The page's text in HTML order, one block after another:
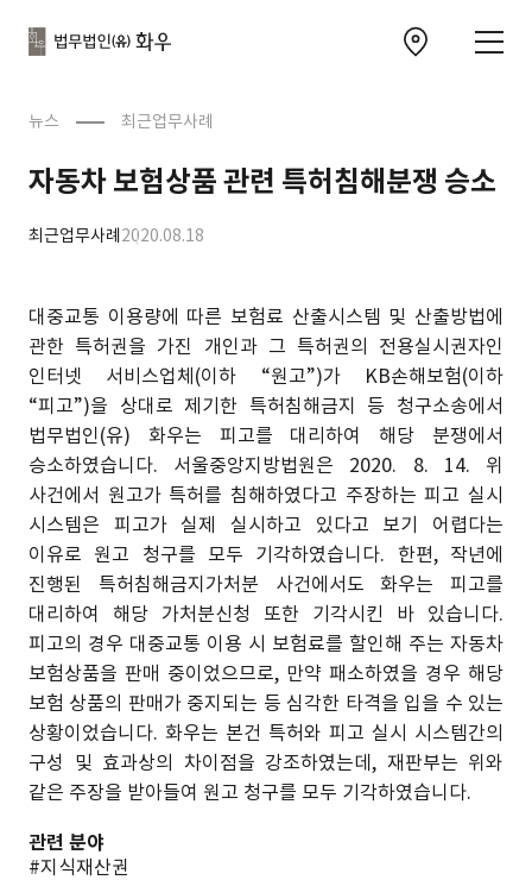
뉴스 최근업무사례
자동차 보험상품 관련 특허침해분쟁 승소
최근업무사례2020.08.18
대중교통 이용량에 따른 보험료 산출시스템 및 산출방법에
관한 특허권을 가진 개인과 그 특허권의 전용실시권자인
인터넷 서비스업체(이하 “원고”)가 KB손해보험(이하
“피고”)을 상대로 제기한 특허침해금지 등 청구소송에서
법무법인(유) 화우는 피고를 대리하여 해당 분쟁에서
승소하였습니다. 서울중앙지방법원은 2020. 8. 14. 위
사건에서 원고가 특허를 침해하였다고 주장하는 피고 실시
시스템은 피고가 실제 실시하고 있다고 보기 어렵다는
이유로 원고 청구를 모두 기각하였습니다. 한편, 작년에
진행된 특허침해금지가처분 사건에서도 화우는 피고를
대리하여 해당 가처분신청 또한 기각시킨 바 있습니다.
피고의 경우 대중교통 이용 시 보험료를 할인해 주는 자동차
보험상품을 판매 중이었으므로, 만약 패소하였을 경우 해당
보험 상품의 판매가 중지되는 등 심각한 타격을 입을 수 있는
상황이었습니다. 화우는 본건 특허와 피고 실시 시스템간의
구성 및 효과상의 차이점을 강조하였는데, 재판부는 위와
같은 주장을 받아들여 원고 청구를 모두 기각하였습니다.
관련 분야
#지식재산권